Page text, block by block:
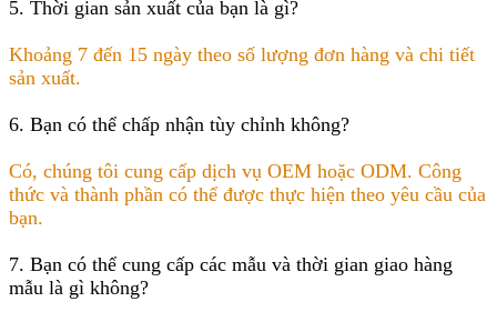
5. Thời gian sản xuất của bạn là gì?
Khoảng 7 đến 15 ngày theo số lượng đơn hàng và chi tiết
sản xuất.
6. Bạn có thể chấp nhận tùy chỉnh không?
Có, chúng tôi cung cấp dịch vụ OEM hoặc ODM. Công
thức và thành phần có thể được thực hiện theo yêu cầu của
bạn.
7. Bạn có thể cung cấp các mẫu và thời gian giao hàng
mẫu là gì không?